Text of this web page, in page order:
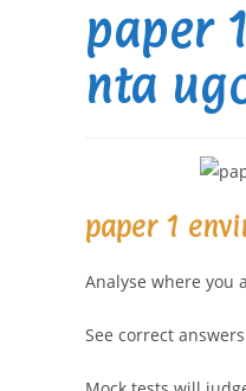
paper
nta
paper 1
Analyse where you
See correct